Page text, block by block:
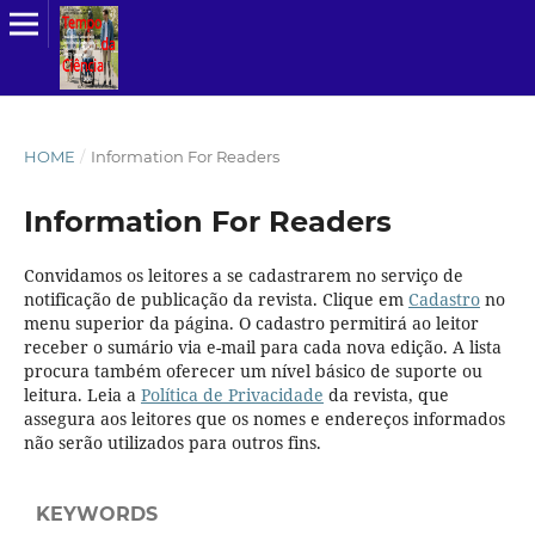
HOME / Information For Readers
Information For Readers
Convidamos os leitores a se cadastrarem no serviço de
notificação de publicação da revista. Clique em Cadastrono
menu superior da página. O cadastro permitirá ao leitor
receber o sumário via e-mail para cada nova edição. A lista
procura também oferecer um nível básico de suporte ou
leitura. Leia a Política de Privacidade da revista, que
assegura aos leitores que os nomes e endereços informados
não serão utilizados para outros fins.
KEYWORDS